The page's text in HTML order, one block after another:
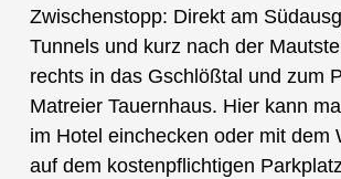
Zwischenstopp: Direkt am
Tunnels und kurz nach der
rechts in das Gschlößtal und zum
Matreier Tauernhaus. Hier kann
im Hotel einchecken oder mit dem
auf dem kostenpflichtigen